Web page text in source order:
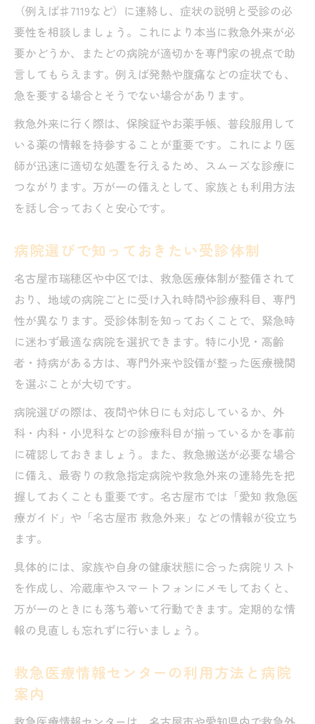
（例えば♯7119など）に連絡し、症状の説明と受診の必
要性を相談しましょう。これにより本当に救急外来が必
要かどうか、またどの病院が適切かを専門家の視点で助
言してもらえます。例えば発熱や腹痛などの症状でも、
急を要する場合とそうでない場合があります。
救急外来に行く際は、保険証やお薬手帳、普段服用して
いる薬の情報を持参することが重要です。これにより医
師が迅速に適切な処置を行えるため、スムーズな診療に
つながります。万が一の備えとして、家族とも利用方法
を話し合っておくと安心です。
病院選びで知っておきたい受診体制
名古屋市瑞穂区や中区では、救急医療体制が整備されて
おり、地域の病院ごとに受け入れ時間や診療科目、専門
性が異なります。受診体制を知っておくことで、緊急時
に迷わず最適な病院を選択できます。特に小児・高齢
者・持病がある方は、専門外来や設備が整った医療機関
を選ぶことが大切です。
病院選びの際は、夜間や休日にも対応しているか、外
科・内科・小児科などの診療科目が揃っているかを事前
に確認しておきましょう。また、救急搬送が必要な場合
に備え、最寄りの救急指定病院や救急外来の連絡先を把
握しておくことも重要です。名古屋市では「愛知 救急医
療ガイド」や「名古屋市 救急外来」などの情報が役立ち
ます。
具体的には、家族や自身の健康状態に合った病院リスト
を作成し、冷蔵庫やスマートフォンにメモしておくと、
万が一のときにも落ち着いて行動できます。定期的な情
報の見直しも忘れずに行いましょう。
救急医療情報センターの利用方法と病院
案内